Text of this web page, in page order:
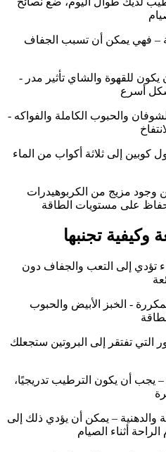
– فهي يمكن أن تسبب الجفاف
- الحد من تناول الكافيين: يمكن أن يكون للقهوة والشاي تأثير مدر
- تناول الأطعمة الغنية بالألياف - الشوفان والحبوب الكاملة والفواكه
كوبين إلى ثلاثة أكواب من الماء
وجود مزيج من الكربوهيدرات
وكيفية تجنبها
تؤدي إلى التعب والجفاف دون
- الخبز الأبيض والحبوب
التي تفتقر إلى البروتين ستجعلك
يجب أن يكون الترطيب تدريجيًا،
والدهنية – يمكن أن يؤدي ذلك إلى